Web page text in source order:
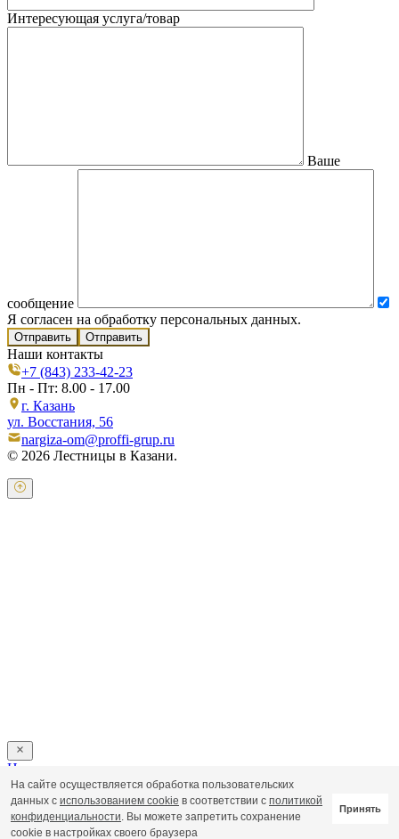
Интересующая услуга/товар
Ваше
сообщение
Я согласен на обработку персональных данных.
Отправить
Наши контакты
+7 (843) 233-42-23
Пн - Пт: 8.00 - 17.00
г. Казань
ул. Восстания, 56
nargiza-om@proffi-grup.ru
© 2026 Лестницы в Казани.
Напишите нам
Пользовательское соглашение
Политика обработки персональных данных
На сайте осуществляется обработка пользовательских
данных с использованием cookie в соответствии с политикой
конфиденциальности. Вы можете запретить сохранение
cookie в настройках своего браузера
Принять